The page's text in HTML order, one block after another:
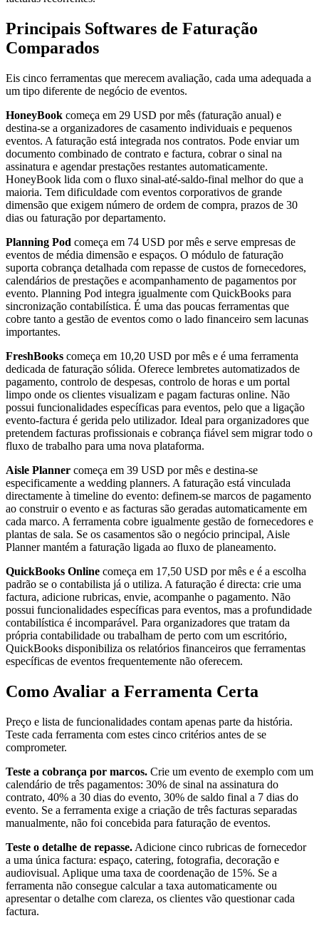
Principais Softwares de Faturação
Comparados
Eis cinco ferramentas que merecem avaliação, cada uma adequada a
um tipo diferente de negócio de eventos.
HoneyBook começa em 29 USD por mês (faturação anual) e
destina-se a organizadores de casamento individuais e pequenos
eventos. A faturação está integrada nos contratos. Pode enviar um
documento combinado de contrato e factura, cobrar o sinal na
assinatura e agendar prestações restantes automaticamente.
HoneyBook lida com o fluxo sinal-até-saldo-final melhor do que a
maioria. Tem dificuldade com eventos corporativos de grande
dimensão que exigem número de ordem de compra, prazos de 30
dias ou faturação por departamento.
Planning Pod começa em 74 USD por mês e serve empresas de
eventos de média dimensão e espaços. O módulo de faturação
suporta cobrança detalhada com repasse de custos de fornecedores,
calendários de prestações e acompanhamento de pagamentos por
evento. Planning Pod integra igualmente com QuickBooks para
sincronização contabilística. É uma das poucas ferramentas que
cobre tanto a gestão de eventos como o lado financeiro sem lacunas
importantes.
FreshBooks começa em 10,20 USD por mês e é uma ferramenta
dedicada de faturação sólida. Oferece lembretes automatizados de
pagamento, controlo de despesas, controlo de horas e um portal
limpo onde os clientes visualizam e pagam facturas online. Não
possui funcionalidades específicas para eventos, pelo que a ligação
evento-factura é gerida pelo utilizador. Ideal para organizadores que
pretendem facturas profissionais e cobrança fiável sem migrar todo o
fluxo de trabalho para uma nova plataforma.
Aisle Planner começa em 39 USD por mês e destina-se
especificamente a wedding planners. A faturação está vinculada
directamente à timeline do evento: definem-se marcos de pagamento
ao construir o evento e as facturas são geradas automaticamente em
cada marco. A ferramenta cobre igualmente gestão de fornecedores e
plantas de sala. Se os casamentos são o negócio principal, Aisle
Planner mantém a faturação ligada ao fluxo de planeamento.
QuickBooks Online começa em 17,50 USD por mês e é a escolha
padrão se o contabilista já o utiliza. A faturação é directa: crie uma
factura, adicione rubricas, envie, acompanhe o pagamento. Não
possui funcionalidades específicas para eventos, mas a profundidade
contabilística é incomparável. Para organizadores que tratam da
própria contabilidade ou trabalham de perto com um escritório,
QuickBooks disponibiliza os relatórios financeiros que ferramentas
específicas de eventos frequentemente não oferecem.
Como Avaliar a Ferramenta Certa
Preço e lista de funcionalidades contam apenas parte da história.
Teste cada ferramenta com estes cinco critérios antes de se
comprometer.
Teste a cobrança por marcos. Crie um evento de exemplo com um
calendário de três pagamentos: 30% de sinal na assinatura do
contrato, 40% a 30 dias do evento, 30% de saldo final a 7 dias do
evento. Se a ferramenta exige a criação de três facturas separadas
manualmente, não foi concebida para faturação de eventos.
Teste o detalhe de repasse. Adicione cinco rubricas de fornecedor
a uma única factura: espaço, catering, fotografia, decoração e
audiovisual. Aplique uma taxa de coordenação de 15%. Se a
ferramenta não consegue calcular a taxa automaticamente ou
apresentar o detalhe com clareza, os clientes vão questionar cada
factura.